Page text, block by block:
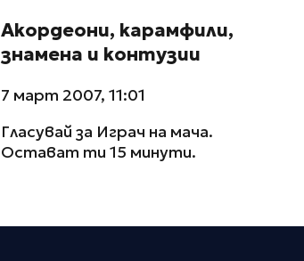
Акордеони, карамфили,
знамена и контузии
7 март 2007, 11:01
Гласувай за Играч на мача.
Остават ти 15 минути.